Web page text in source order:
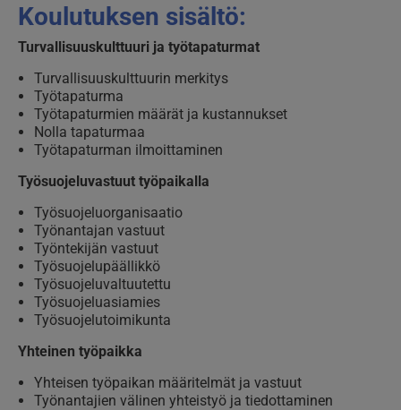
Koulutuksen sisältö:
Turvallisuuskulttuuri ja työtapaturmat
Turvallisuuskulttuurin merkitys
Työtapaturma
Työtapaturmien määrät ja kustannukset
Nolla tapaturmaa
Työtapaturman ilmoittaminen
Työsuojeluvastuut työpaikalla
Työsuojeluorganisaatio
Työnantajan vastuut
Työntekijän vastuut
Työsuojelupäällikkö
Työsuojeluvaltuutettu
Työsuojeluasiamies
Työsuojelutoimikunta
Yhteinen työpaikka
Yhteisen työpaikan määritelmät ja vastuut
Työnantajien välinen yhteistyö ja tiedottaminen